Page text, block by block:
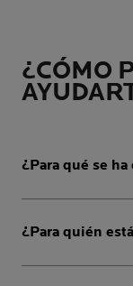
¿CÓMO
¿Para qué se
¿Para quién